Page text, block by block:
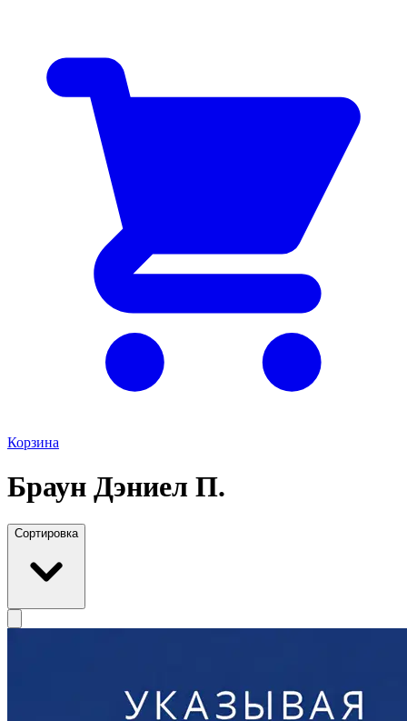
Корзина
Браун Дэниел П.
Сортировка